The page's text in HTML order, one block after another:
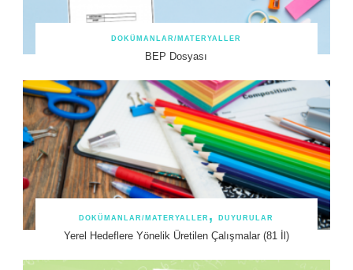
DOKÜMANLAR/MATERYALLER
BEP Dosyası
DOKÜMANLAR/MATERYALLER DUYURULAR
Yerel Hedeflere Yönelik Üretilen Çalışmalar (81 İl)